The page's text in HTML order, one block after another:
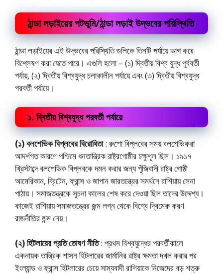
ঠান্ডা লড়াইয়ের পটভূমি/ঠান্ডা লড়াই উদ্ভবের পরিস্থিতি
ঠান্ডা লড়াইয়ের এই উদ্ভবের পরিস্থিতি গুলিকে তিনটি পর্যায়ে ভাগ করে
বিশ্লেষণ করা যেতে পারে। এগুলি হলো – (১) দ্বিতীয় বিশ্ব যুদ্ধ পূর্ববর্তী
পর্যায়, (২) দ্বিতীয় বিশ্বযুদ্ধ চলাকালীন পর্যায়ে এবং (৩) দ্বিতীয় বিশ্বযুদ্ধ
পরবর্তী পর্যায়ে।
১. দ্বিতীয় বিশ্বযুদ্ধ পরবর্তী পর্যায়ে
(১) বলশেভিক বিপ্লবের বিরোধিতা: রুশো বিপ্লবের সময় বলশেভিকরা
আদর্শগত কারণে পশ্চিমে ধনতান্ত্রিক রাষ্ট্রগোষ্ঠীর চক্ষুশূল ছিল। ১৯১৭
খ্রিস্টাব্দে বলশেভিক বিপ্লবকে দমন করার জন্য পুঁজিবাদী রাষ্ট্র গোষ্ঠী
আমেরিকান, ব্রিটেন, ফ্রান্স ও জাপান জারতন্ত্রের সমর্থনে রাশিয়ায় সেনা
পাঠায়। সমাজতন্ত্রকে সূচনা কালের শেষ করে দেওয়া ছিল তাদের উদ্দেশ্য।
কাজেই রাশিয়ায় সমাজতন্ত্রের জন্ম লগ্ন থেকে বিশ্বে দ্বিমেরু করণ
রাজনীতির জন্ম নেয়।
(২) হিটলারের প্রতি তোষণ নীতি: প্রথম বিশ্বযুদ্ধের পরবর্তীকালে
একনায়ক তান্ত্রিক শাসন হিটলারের জার্মানির রাষ্ট্র ক্ষমতা দখল করার পর
ইংল্যান্ড ও ফ্রান্স হিটলারের চেয়ে সাম্যবাদী রাশিয়াকে নিজেদের বড় শত্রু